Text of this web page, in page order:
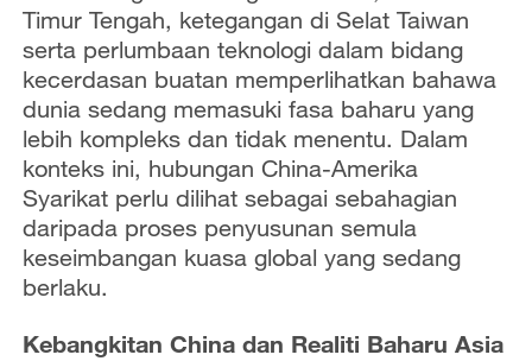
Timur Tengah, ketegangan di Selat Taiwan
serta perlumbaan teknologi dalam bidang
kecerdasan buatan memperlihatkan bahawa
dunia sedang memasuki fasa baharu yang
lebih kompleks dan tidak menentu. Dalam
konteks ini, hubungan China-Amerika
Syarikat perlu dilihat sebagai sebahagian
daripada proses penyusunan semula
keseimbangan kuasa global yang sedang
berlaku.
Kebangkitan China dan Realiti Baharu Asia